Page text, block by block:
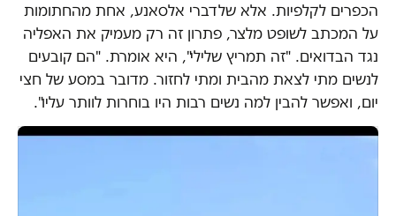
הכפרים לקלפיות. אלא שלדברי אלסאנע, אחת מהחתומות
על המכתב לשופט מלצר, פתרון זה רק מעמיק את האפליה
נגד הבדואים. "זה תמריץ שלילי", היא אומרת. "הם קובעים
לנשים מתי לצאת מהבית ומתי לחזור. מדובר במסע של חצי
יום, ואפשר להבין למה נשים רבות היו בוחרות לוותר עליו".